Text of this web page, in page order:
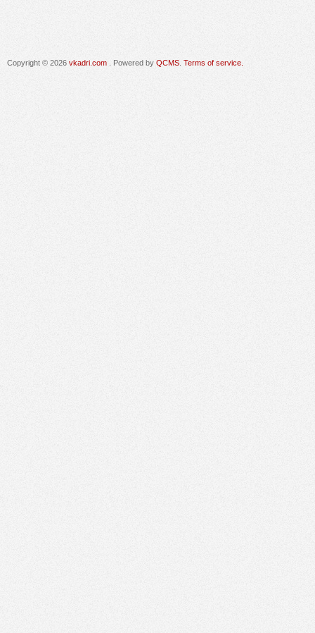
Copyright © 2026 vkadri.com . Powered by QCMS Terms of service.